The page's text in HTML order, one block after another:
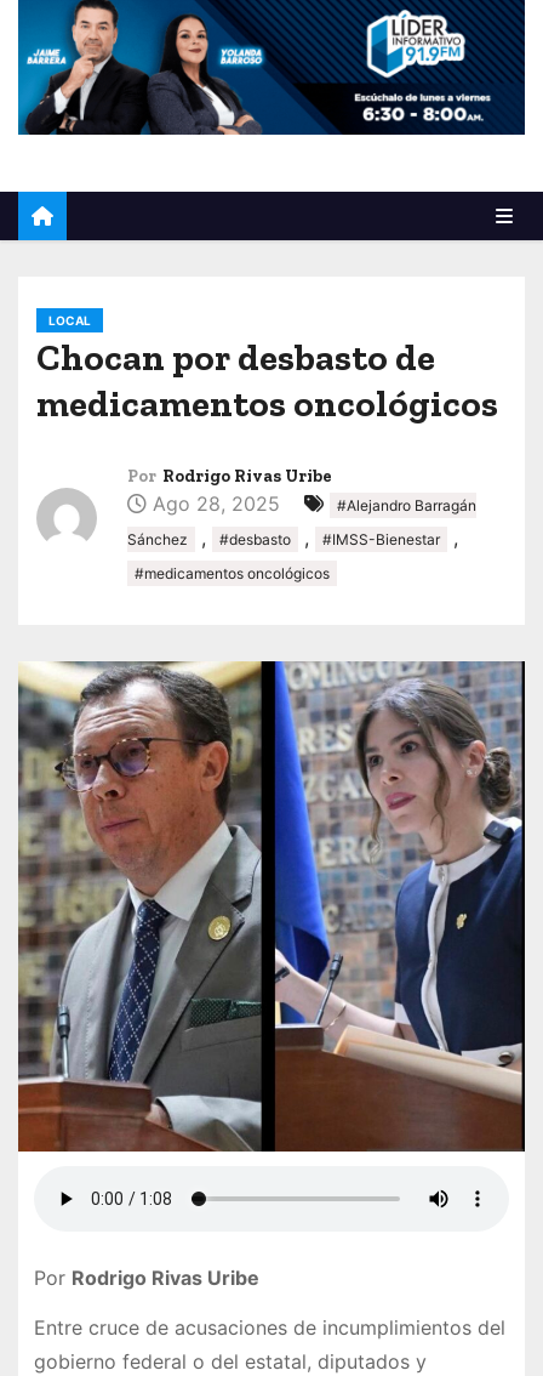
LOCAL
Chocan por desbasto de
medicamentos oncológicos
Por Rodrigo Rivas Uribe
Ago 28, 2025
#Alejandro Barragán
Sánchez
, #desbasto , #IMSS-Bienestar ,
#medicamentos oncológicos
Por Rodrigo Rivas Uribe
Entre cruce de acusaciones de incumplimientos del
gobierno federal o del estatal, diputados y